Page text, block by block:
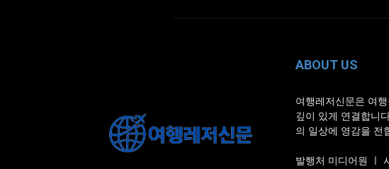
ABOUT US
여행레저신문은 여
깊이 있게 연결합니
의 일상에 영감을 전
발행처 미디어원 ㅣ